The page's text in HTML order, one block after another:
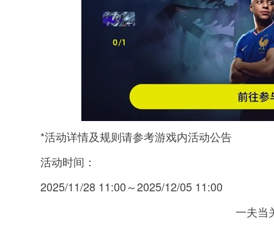
*活动详情及规则请参考游戏内活动公告
活动时间：
2025/11/28 11:00～2025/12/05 11:00
一夫当